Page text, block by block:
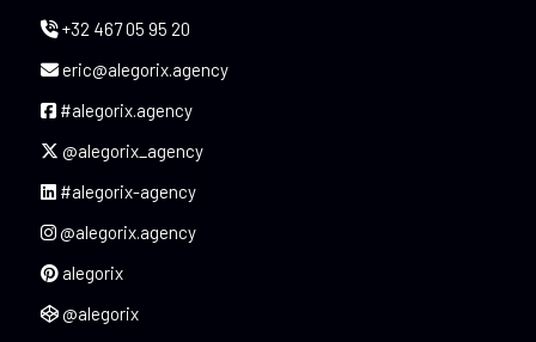
+32 467 05 95 20
eric@alegorix.agency
#alegorix.agency
@alegorix_agency
#alegorix-agency
@alegorix.agency
alegorix
@alegorix